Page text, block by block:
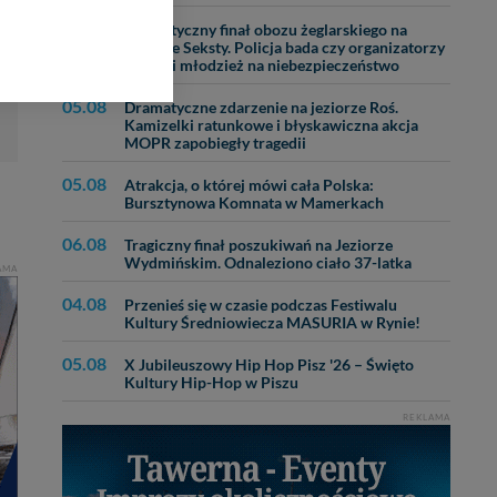
Dramatyczny finał obozu żeglarskiego na
jeziorze Seksty. Policja bada czy organizatorzy
narazili młodzież na niebezpieczeństwo
05.08
Dramatyczne zdarzenie na jeziorze Roś.
Kamizelki ratunkowe i błyskawiczna akcja
MOPR zapobiegły tragedii
05.08
Atrakcja, o której mówi cała Polska:
Bursztynowa Komnata w Mamerkach
06.08
Tragiczny finał poszukiwań na Jeziorze
Wydmińskim. Odnaleziono ciało 37-latka
04.08
Przenieś się w czasie podczas Festiwalu
Kultury Średniowiecza MASURIA w Rynie!
05.08
X Jubileuszowy Hip Hop Pisz '26 – Święto
Kultury Hip-Hop w Piszu
REKLAMA
z formularza
ul. Wiejska 17,
w odniesieniu do
- w pewnych